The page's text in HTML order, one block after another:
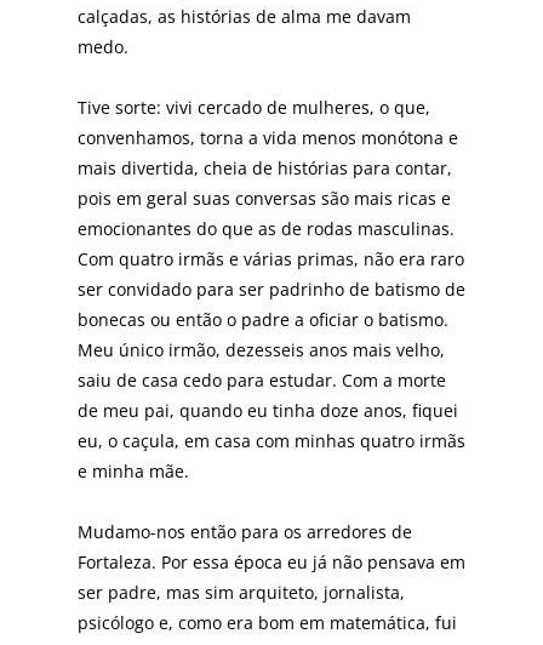
calçadas, as histórias de alma me davam
medo.
Tive sorte: vivi cercado de mulheres, o que,
convenhamos, torna a vida menos monótona e
mais divertida, cheia de histórias para contar,
pois em geral suas conversas são mais ricas e
emocionantes do que as de rodas masculinas.
Com quatro irmãs e várias primas, não era raro
ser convidado para ser padrinho de batismo de
bonecas ou então o padre a oficiar o batismo.
Meu único irmão, dezesseis anos mais velho,
saiu de casa cedo para estudar. Com a morte
de meu pai, quando eu tinha doze anos, fiquei
eu, o caçula, em casa com minhas quatro irmãs
e minha mãe.
Mudamo-nos então para os arredores de
Fortaleza. Por essa época eu já não pensava em
ser padre, mas sim arquiteto, jornalista,
psicólogo e, como era bom em matemática, fui